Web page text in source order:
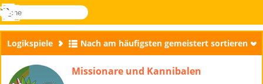
Novel
suche
Anmelden
Menü
Logikspiele Nach am häufigsten gemeistert sortieren
Missionare und Kannibalen